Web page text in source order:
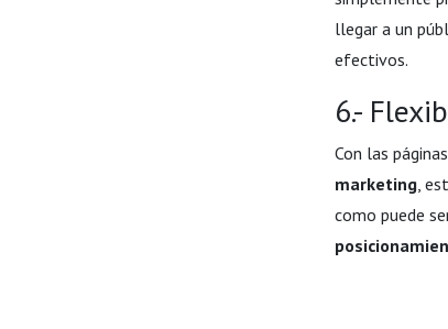
llegar a un
efectivos.
6.-
Con las
marketing,
como puede